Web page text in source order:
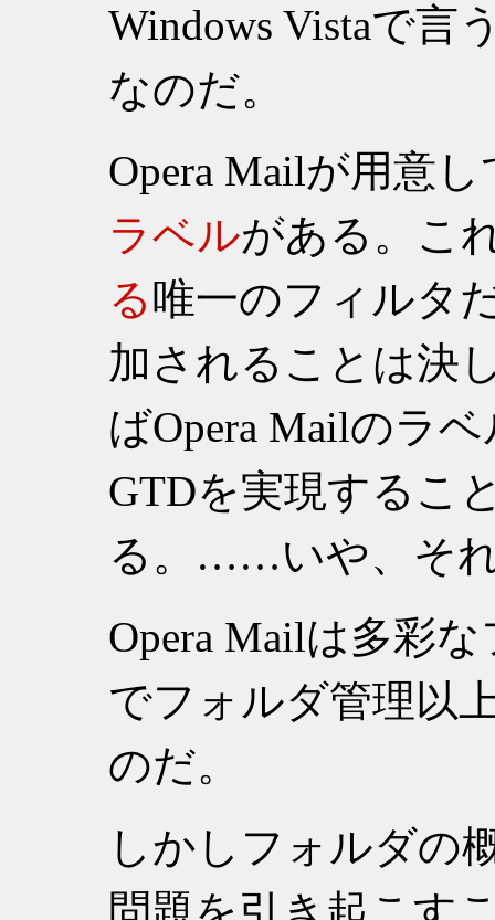
Windows Vistaで言
なのだ。
Opera Mailが用意
ラベルがある。こ
る唯一のフィルタ
加されることは決
ばOpera Mailのラ
GTDを実現するこ
る。……いや、そ
Opera Mailは多彩
でフォルダ管理以
のだ。
しかしフォルダの